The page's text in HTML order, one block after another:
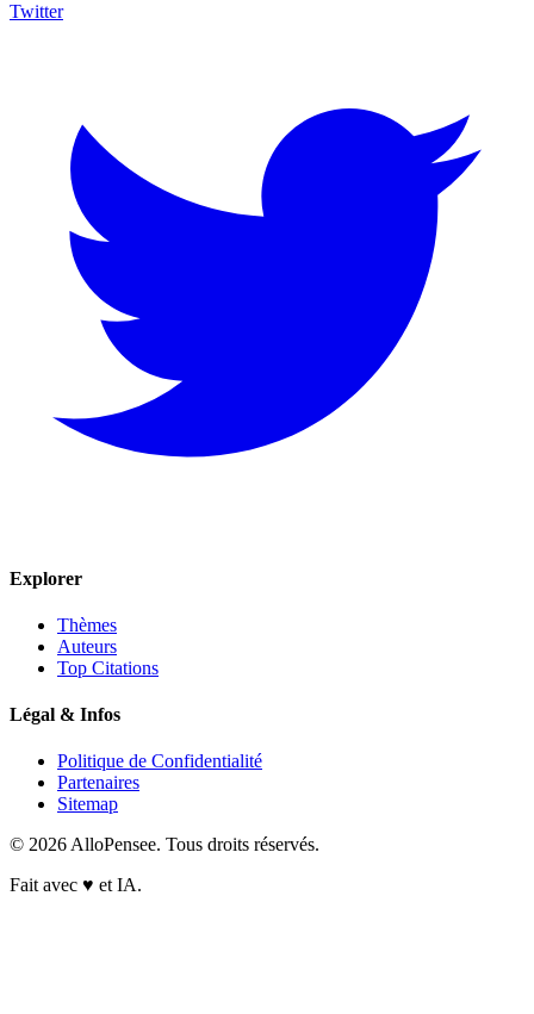
Twitter
Explorer
Thèmes
Auteurs
Top Citations
Légal & Infos
Politique de Confidentialité
Partenaires
Sitemap
© 2026 AlloPensee. Tous droits réservés.
Fait avec ♥ et IA.